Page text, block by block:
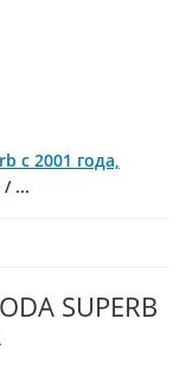
с 2001 года,
/ ...
SUPERB